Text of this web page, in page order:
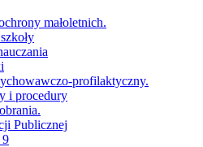
małoletnich.
profilaktyczny.
i procedury
Publicznej
9